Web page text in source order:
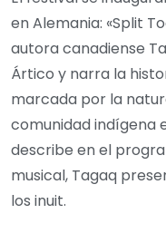
en Alemania: «Split
autora canadiense
Ártico y narra la
marcada por la
comunidad indígena
describe en el
musical, Tagaq
los inuit.